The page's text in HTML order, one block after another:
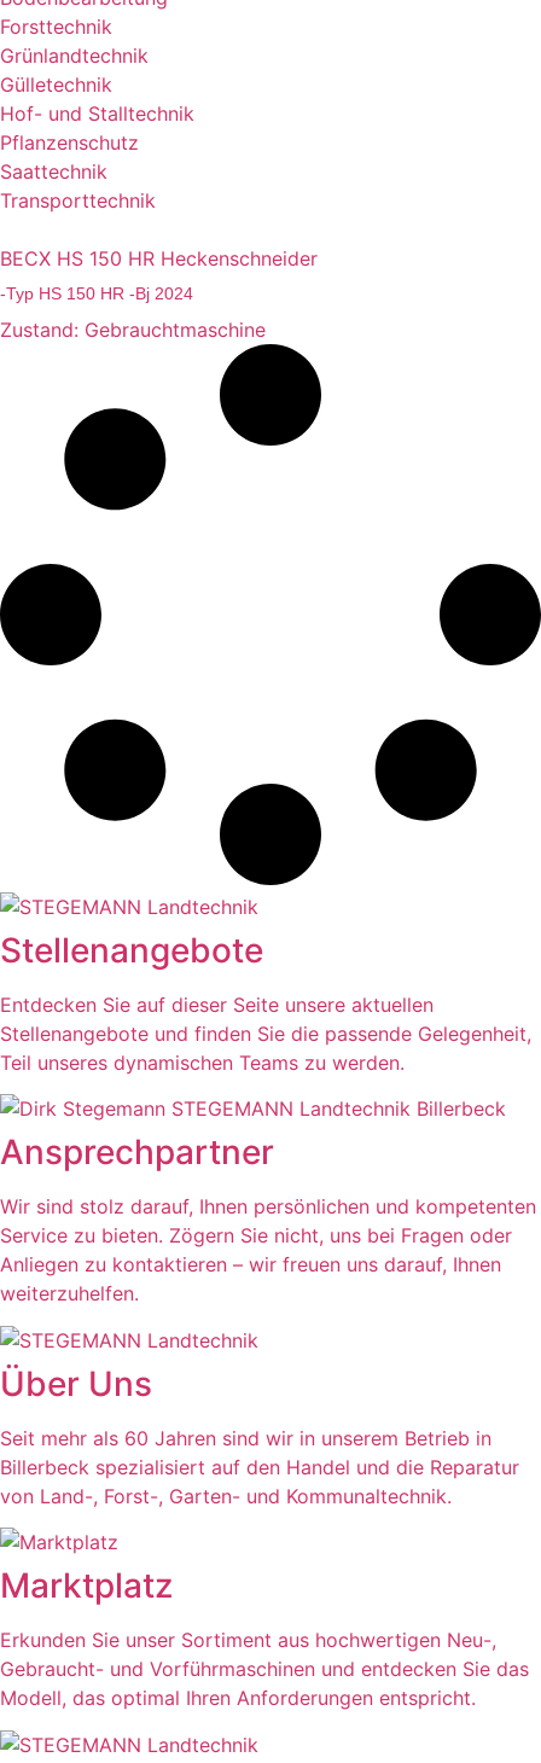
Forsttechnik
Grünlandtechnik
Gülletechnik
Hof- und Stalltechnik
Pflanzenschutz
Saattechnik
Transporttechnik
BECX HS 150 HR Heckenschneider
-Typ HS 150 HR -Bj 2024
Zustand: Gebrauchtmaschine
Stellenangebote
Entdecken Sie auf dieser Seite unsere aktuellen
Stellenangebote und finden Sie die passende Gelegenheit,
Teil unseres dynamischen Teams zu werden.
Ansprechpartner
Wir sind stolz darauf, Ihnen persönlichen und kompetenten
Service zu bieten. Zögern Sie nicht, uns bei Fragen oder
Anliegen zu kontaktieren – wir freuen uns darauf, Ihnen
weiterzuhelfen.
Über Uns
Seit mehr als 60 Jahren sind wir in unserem Betrieb in
Billerbeck spezialisiert auf den Handel und die Reparatur
von Land-, Forst-, Garten- und Kommunaltechnik.
Marktplatz
Erkunden Sie unser Sortiment aus hochwertigen Neu-,
Gebraucht- und Vorführmaschinen und entdecken Sie das
Modell, das optimal Ihren Anforderungen entspricht.